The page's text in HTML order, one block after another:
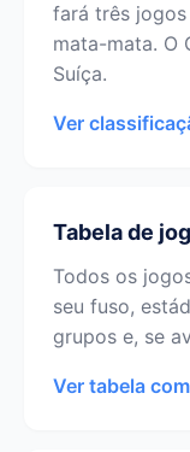
fará três
mata-mata. O
Suíça.
Ver
Tabela de
Todos os
seu fuso,
grupos e, se
Ver tabela